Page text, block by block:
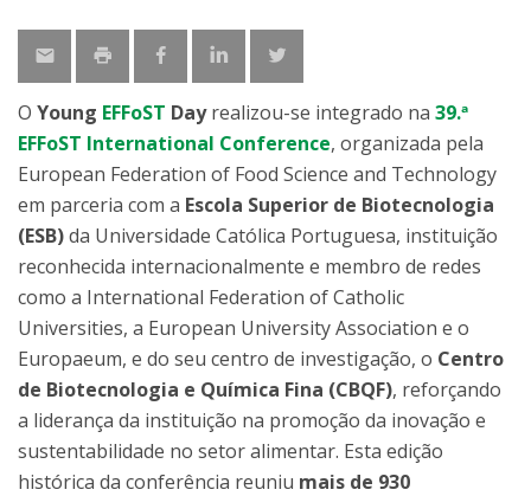
O Young EFFoST Dayrealizou-se integrado na 39.ª
EFFoST International Conference, organizada pela
European Federation of Food Science and Technology
em parceria com a Escola Superior de Biotecnologia
(ESB)da Universidade Católica Portuguesa, instituição
reconhecida internacionalmente e membro de redes
como a International Federation of Catholic
Universities, a European University Association e o
Europaeum, e do seu centro de investigação, o Centro
de Biotecnologia e Química Fina (CBQF), reforçando
a liderança da instituição na promoção da inovação e
sustentabilidade no setor alimentar. Esta edição
histórica da conferência reuniu mais de 930